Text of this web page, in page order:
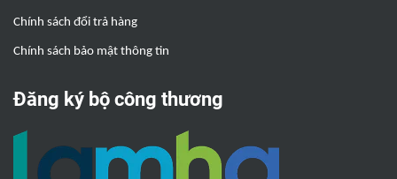
Chính sách đổi trả hàng
Chính sách bảo mật thông tin
Đăng ký bộ công thương